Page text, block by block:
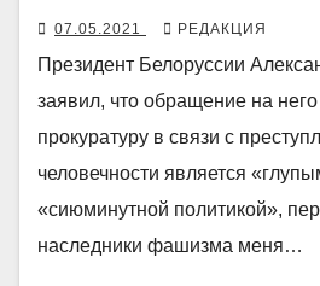
07.05.2021 РЕДАКЦИЯ
Президент Белоруссии
заявил, что обращение на
прокуратуру в связи с
человечности является
«сиюминутной политикой»,
наследники фашизма меня…